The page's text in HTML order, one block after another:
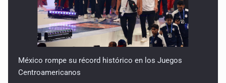
Hombre es investigado por ser autor intelectual del
feminicidio de su madre
7 de Julio de 2026
A ver cuántos quedan
7 de Julio de 2026
Centroamericanos